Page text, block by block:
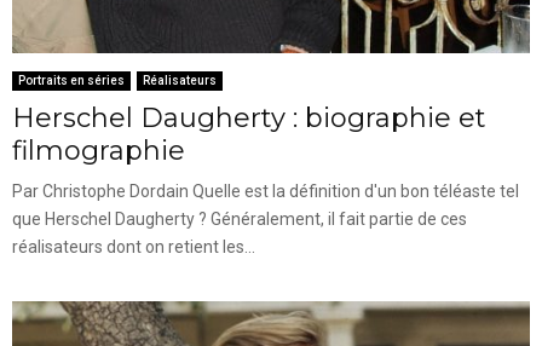
Portraits en séries Réalisateurs
Herschel Daugherty : biographie et
filmographie
Par Christophe Dordain Quelle est la définition d'un bon téléaste tel
que Herschel Daugherty ? Généralement, il fait partie de ces
réalisateurs dont on retient les...